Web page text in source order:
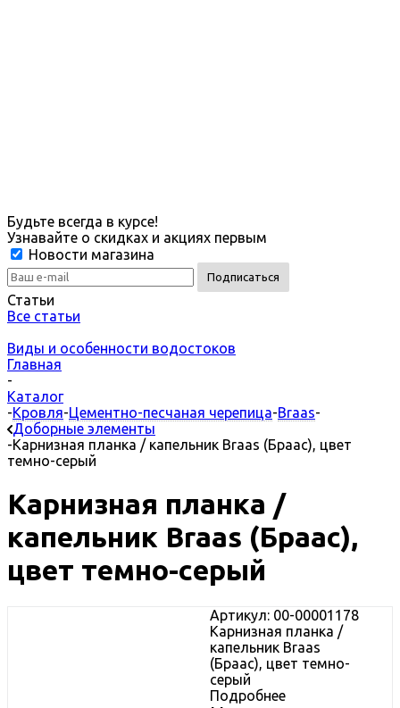
Будьте всегда в курсе!
Узнавайте о скидках и акциях первым
Новости магазина
Статьи
Все статьи
Виды и особенности водостоков
Главная
-
Каталог
-Кровля-Цементно-песчаная черепица-Braas-
Доборные элементы
-Карнизная планка / капельник Braas (Браас), цвет
темно-серый
Карнизная планка /
капельник Braas (Браас),
цвет темно-серый
Артикул: 00-00001178
Карнизная планка /
капельник Braas
(Браас), цвет темно-
серый
Подробнее